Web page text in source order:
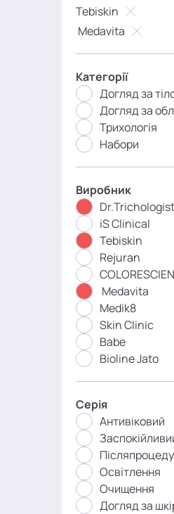
Tebiskin
Medavita
Категорії
Догляд за
Догляд за
Трихологія
Набори
Виробник
Dr.Trichologist
iS Clinical
Tebiskin
Rejuran
Medavita
Medik8
Skin Clinic
Babe
Bioline Jato
Серія
Антивіковий
Освітлення
Очищення
Догляд за